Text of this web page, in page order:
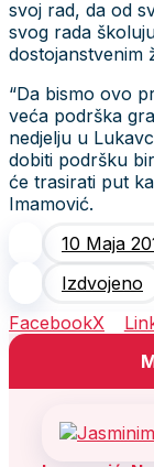
svoj rad, da od
svog rada
dostojanstvenim
“Da bismo ovo
veća podrška
nedjelju u
dobiti podršku
će trasirati put
Imamović.
10 Maja
Izdvojeno
FacebookX